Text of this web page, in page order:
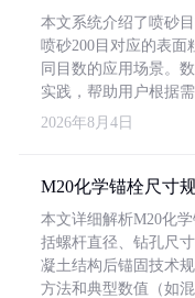
本文系统介绍了喷砂
喷砂200目对应的表面
同目数的应用场景。
实践，帮助用户根据
2026年8月4日
M20化学锚栓尺寸
本文详细解析M20化
括螺杆直径、钻孔尺
凝土结构后锚固技术
方法和典型数值（如